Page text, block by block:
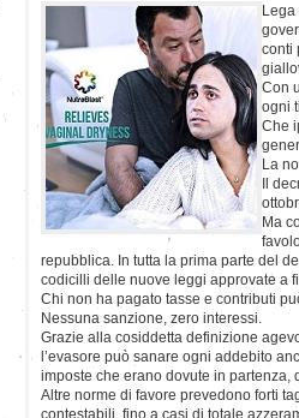
conti
Con
ogni
Che
La
Il
Ma
repubblica. In tutta la prima parte del
codicilli delle nuove leggi approvate a
Chi non ha pagato tasse e contributi
Nessuna sanzione, zero interessi.
Grazie alla cosiddetta definizione
l’evasore può sanare ogni addebito
imposte che erano dovute in
Altre norme di favore prevedono forti
contestabili, fino a casi di totale